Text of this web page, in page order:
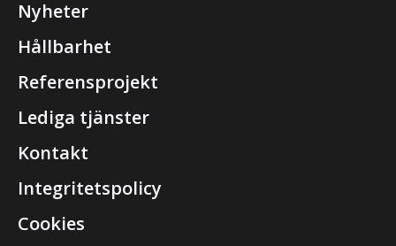
Nyheter
Hållbarhet
Referensprojekt
Lediga tjänster
Kontakt
Integritetspolicy
Cookies